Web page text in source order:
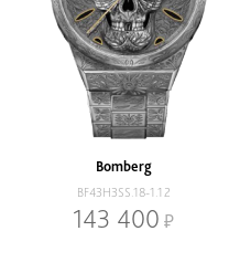
Bomberg
BF43H3SS.18-1.12
143 400